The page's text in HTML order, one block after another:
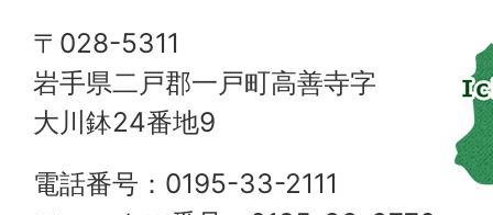
〒028-5311
岩手県二戸郡一戸町高善寺字
大川鉢24番地9
電話番号：0195-33-2111